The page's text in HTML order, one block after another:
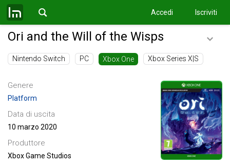
Accedi Iscriviti
Ori and the Will of the Wisps
Nintendo Switch PC Xbox One Xbox Series X|S
Genere
Platform
Data di uscita
10 marzo 2020
Produttore
Xbox Game Studios